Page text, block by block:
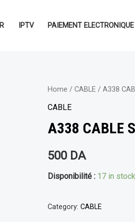
IPTV PAIEMENT ELECTRONIQUE
Home / CABLE / A338
CABLE
A338 CABLE
500 DA
Disponibilité : 17 in stock
Category: CABLE